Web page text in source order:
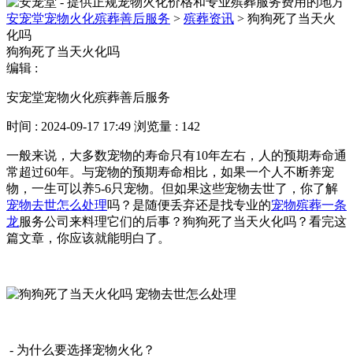
安宠堂宠物火化殡葬善后服务 > 殡葬资讯 > 狗狗死了当天火
化吗
狗狗死了当天火化吗
编辑 :
安宠堂宠物火化殡葬善后服务
时间 : 2024-09-17 17:49 浏览量 : 142
一般来说，大多数宠物的寿命只有10年左右，人的预期寿命通
常超过60年。与宠物的预期寿命相比，如果一个人不断养宠
物，一生可以养5-6只宠物。但如果这些宠物去世了，你了解
宠物去世怎么处理吗？是随便丢弃还是找专业的宠物殡葬一条
龙服务公司来料理它们的后事？狗狗死了当天火化吗？看完这
篇文章，你应该就能明白了。
- 为什么要选择宠物火化？